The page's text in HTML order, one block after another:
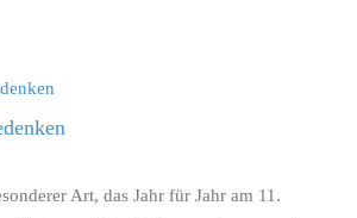
Art, das Jahr für Jahr am 11.